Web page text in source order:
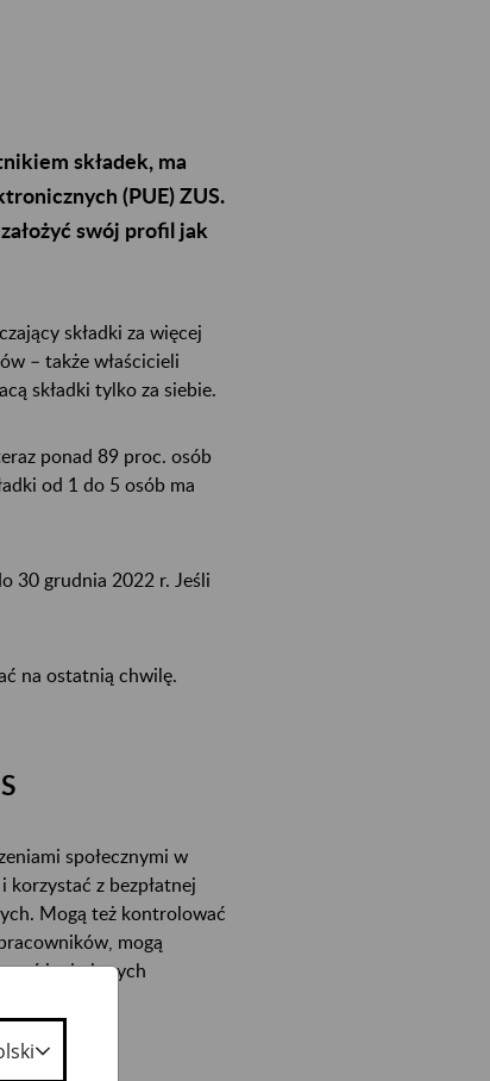
składek, ma
(PUE) ZUS.
swój profil jak
składki za więcej
– także właścicieli
składki tylko za siebie.
ponad 89 proc. osób
od 1 do 5 osób ma
30 grudnia 2022 r. Jeśli
na ostatnią chwilę.
społecznymi w
korzystać z bezpłatnej
Mogą też kontrolować
mogą
je do innych